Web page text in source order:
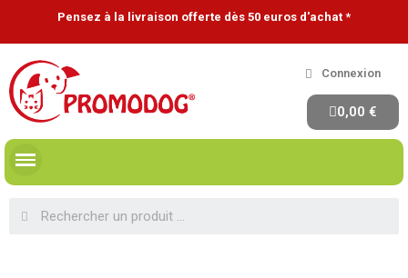
Pensez à la livraison offerte dès 50 euros d'achat *
Connexion
0,00 €